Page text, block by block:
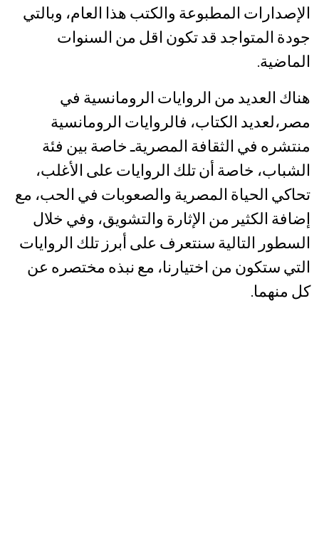
الإصدارات المطبوعة والكتب هذا العام، وبالتي
جودة المتواجد قد تكون اقل من السنوات
الماضية.
هناك العديد من الروايات الرومانسية في
مصر،لعديد الكتاب، فالروايات الرومانسية
منتشره في الثقافة المصريةـ خاصة بين فئة
الشباب، خاصة أن تلك الروايات على الأغلب،
تحاكي الحياة المصرية والصعوبات في الحب، مع
إضافة الكثير من الإثارة والتشويق، وفي خلال
السطور التالية سنتعرف على أبرز تلك الروايات
التي ستكون من اختيارنا، مع نبذه مختصره عن
كل منهما.